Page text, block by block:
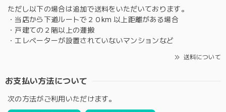
ただし以下の場合は追加で送料をいただいております。
・当店から下道ルートで２０km 以上距離がある場合
・戸建ての２階以上の運搬
・エレベーターが設置されていないマンションなど
送料について
お支払い方法について
次の方法がご利用いただけます。